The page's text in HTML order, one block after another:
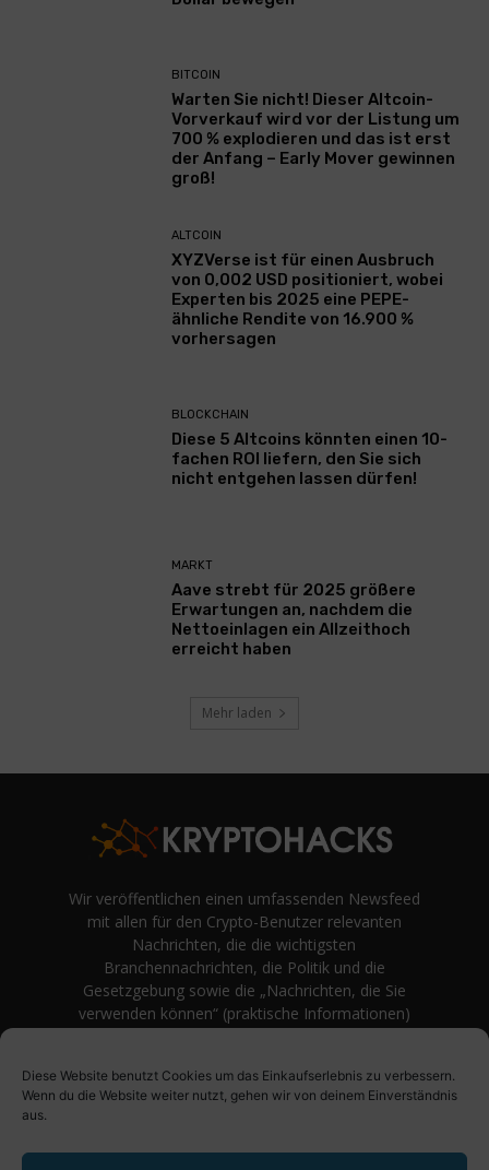
Diese Website benutzt Cookies um das Einkaufserlebnis zu verbessern.
Wenn du die Website weiter nutzt, gehen wir von deinem Einverständnis
aus.
BITCOIN
Warten Sie nicht! Dieser Altcoin-
Vorverkauf wird vor der Listung um
700 % explodieren und das ist erst
der Anfang – Early Mover gewinnen
groß!
ALTCOIN
XYZVerse ist für einen Ausbruch
von 0,002 USD positioniert, wobei
Experten bis 2025 eine PEPE-
ähnliche Rendite von 16.900 %
vorhersagen
BLOCKCHAIN
Diese 5 Altcoins könnten einen 10-
fachen ROI liefern, den Sie sich
nicht entgehen lassen dürfen!
MARKT
Aave strebt für 2025 größere
Erwartungen an, nachdem die
Nettoeinlagen ein Allzeithoch
erreicht haben
Mehr laden
Wir veröffentlichen einen umfassenden Newsfeed
mit allen für den Crypto-Benutzer relevanten
Nachrichten, die die wichtigsten
Branchennachrichten, die Politik und die
Gesetzgebung sowie die „Nachrichten, die Sie
verwenden können“ (praktische Informationen)
Meinungen rund um Kryptowährung. Einfache
Logik und Beispiele aus der Praxis werden vor
bevorzugt.